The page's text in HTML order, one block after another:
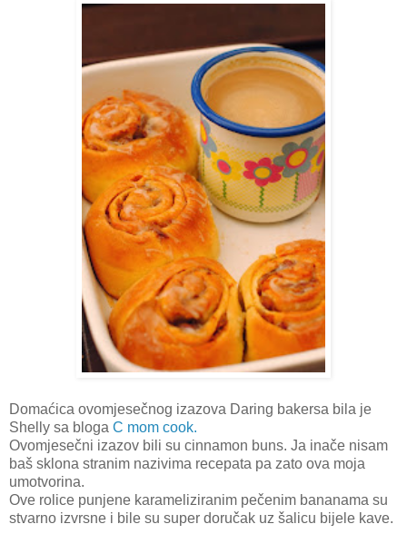
Domaćica ovomjesečnog izazova Daring bakersa bila je
Shelly sa bloga C mom cook.
Ovomjesečni izazov bili su cinnamon buns. Ja inače nisam
baš sklona stranim nazivima recepata pa zato ova moja
umotvorina.
Ove rolice punjene karameliziranim pečenim bananama su
stvarno izvrsne i bile su super doručak uz šalicu bijele kave.